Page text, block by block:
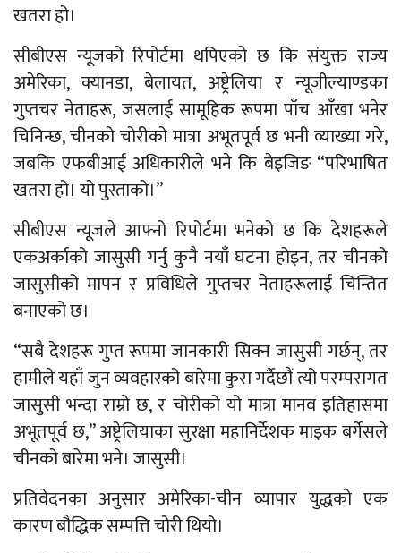
खतरा हो।
सीबीएस न्यूजको रिपोर्टमा थपिएको छ कि संयुक्त राज्य
अमेरिका, क्यानडा, बेलायत, अष्ट्रेलिया र न्यूजील्याण्डका
गुप्तचर नेताहरू, जसलाई सामूहिक रूपमा पाँच आँखा भनेर
चिनिन्छ, चीनको चोरीको मात्रा अभूतपूर्व छ भनी व्याख्या गरे,
जबकि एफबीआई अधिकारीले भने कि बेइजिङ “परिभाषित
खतरा हो। यो पुस्ताको।”
सीबीएस न्यूजले आफ्नो रिपोर्टमा भनेको छ कि देशहरूले
एकअर्काको जासुसी गर्नु कुनै नयाँ घटना होइन, तर चीनको
जासुसीको मापन र प्रविधिले गुप्तचर नेताहरूलाई चिन्तित
बनाएको छ।
“सबै देशहरू गुप्त रूपमा जानकारी सिक्न जासुसी गर्छन्, तर
हामीले यहाँ जुन व्यवहारको बारेमा कुरा गर्दैछौं त्यो परम्परागत
जासुसी भन्दा राम्रो छ, र चोरीको यो मात्रा मानव इतिहासमा
अभूतपूर्व छ,” अष्ट्रेलियाका सुरक्षा महानिर्देशक माइक बर्गेसले
चीनको बारेमा भने। जासुसी।
प्रतिवेदनका अनुसार अमेरिका-चीन व्यापार युद्धको एक
कारण बौद्धिक सम्पत्ति चोरी थियो।